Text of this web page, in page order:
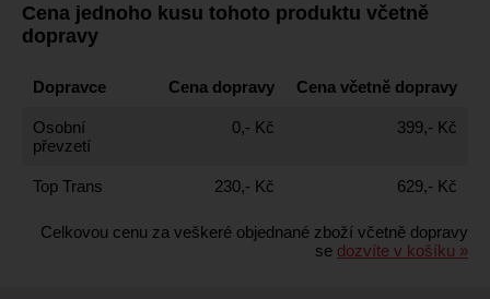
Cena jednoho kusu tohoto produktu včetně
dopravy
Dopravce Cena dopravy Cena včetně dopravy
Osobní
převzetí
0,- Kč 399,- Kč
Top Trans 230,- Kč 629,- Kč
Celkovou cenu za veškeré objednané zboží včetně dopravy
se dozvíte v košíku »